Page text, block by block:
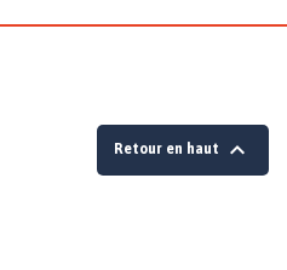
Retour en haut 